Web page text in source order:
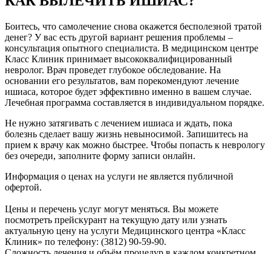
Боитесь, что самолечение снова окажется бесполезной тратой
денег? У вас есть другой вариант решения проблемы –
консультация опытного специалиста. В медицинском центре
Класс Клиник принимает высококвалифицированный
невролог. Врач проведет глубокое обследование. На
основании его результатов, вам порекомендуют лечение
ишиаса, которое будет эффективно именно в вашем случае.
Лечебная программа составляется в индивидуальном порядке.
Не нужно затягивать с лечением ишиаса и ждать, пока
болезнь сделает вашу жизнь невыносимой. Запишитесь на
прием к врачу как можно быстрее. Чтобы попасть к неврологу
без очереди, заполните форму записи онлайн.
Информация о ценах на услуги не является публичной
офертой.
Цены и перечень услуг могут меняться. Вы можете
посмотреть прейскурант на текущую дату или узнать
актуальную цену на услуги Медицинского центра «Класс
Клиник» по телефону: (3812) 90-59-90.